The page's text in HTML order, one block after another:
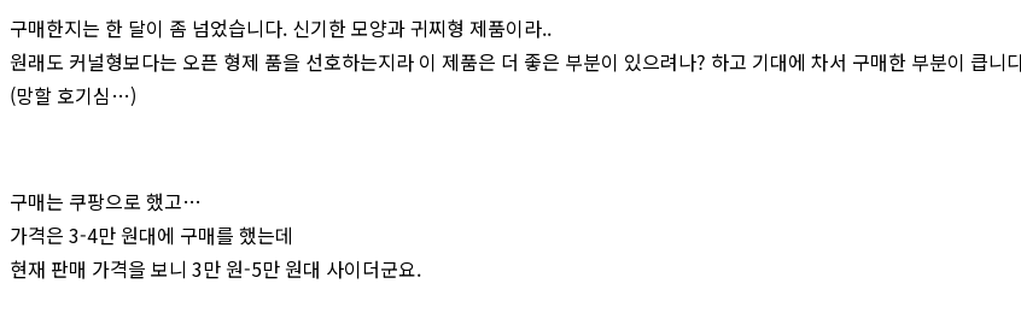
구매한지는 한 달이 좀 넘었습니다. 신기한 모양과 귀찌형 제품이라..
원래도 커널형보다는 오픈 형제 품을 선호하는지라 이 제품은 더 좋은 부분이 있으려나? 하고 기대에 차서 구매한 부분이 큽니
(망할 호기심…)
구매는 쿠팡으로 했고…
가격은 3-4만 원대에 구매를 했는데
현재 판매 가격을 보니 3만 원-5만 원대 사이더군요.